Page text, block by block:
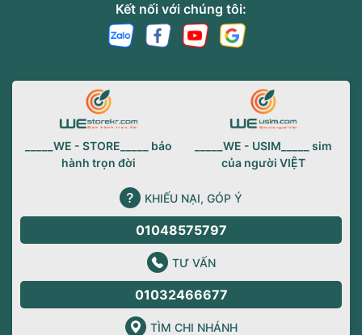
Kết nối với chúng tôi:
_____WE - STORE_____ bảo
hành trọn đời
_____WE - USIM_____ sim
của người VIỆT
KHIẾU NẠI, GÓP Ý
01048575797
TƯ VẤN
01032466677
TÌM CHI NHÁNH